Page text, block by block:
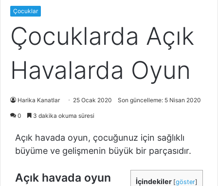
Çocuklar
Çocuklarda Açık
Havalarda Oyun
Harika Kanatlar 25 Ocak 2020 Son güncelleme: 5 Nisan 2020
0 3 dakika okuma süresi
Açık havada oyun, çocuğunuz için sağlıklı
büyüme ve gelişmenin büyük bir parçasıdır.
İçindekiler [göster]
Açık havada oyun